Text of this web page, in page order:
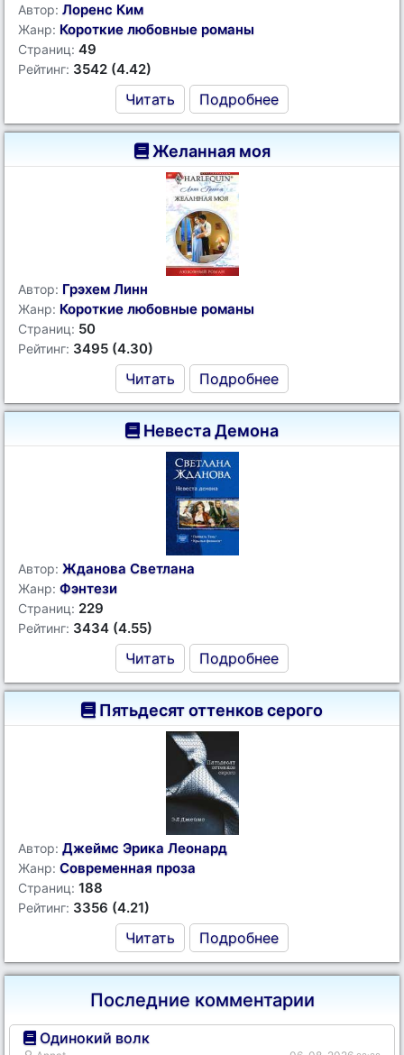
Автор: Лоренс Ким
Жанр: Короткие любовные романы
Страниц: 49
Рейтинг: 3542 (4.42)
Читать Подробнее
Желанная моя
Автор: Грэхем Линн
Жанр: Короткие любовные романы
Страниц: 50
Рейтинг: 3495 (4.30)
Читать Подробнее
Невеста Демона
Автор: Жданова Светлана
Жанр: Фэнтези
Страниц: 229
Рейтинг: 3434 (4.55)
Читать Подробнее
Пятьдесят оттенков серого
Автор: Джеймс Эрика Леонард
Жанр: Современная проза
Страниц: 188
Рейтинг: 3356 (4.21)
Читать Подробнее
Последние комментарии
Одинокий волк